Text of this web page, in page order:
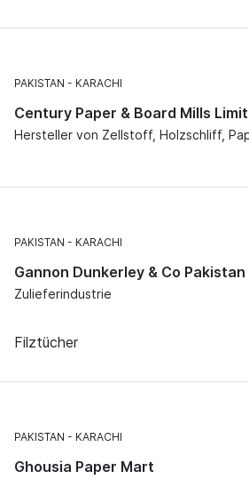
PAKISTAN KARACHI
Century Paper & Board Mills
Hersteller von Zellstoff, Holzschliff,
PAKISTAN KARACHI
Gannon Dunkerley & Co
Zulieferindustrie
Filztücher
PAKISTAN KARACHI
Ghousia Paper Mart